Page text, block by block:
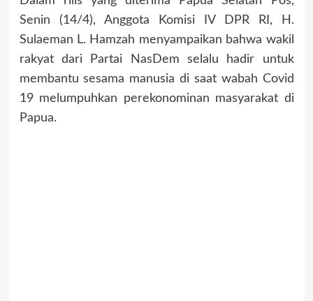
Senin (14/4), Anggota Komisi IV DPR RI, H.
Sulaeman L. Hamzah menyampaikan bahwa wakil
rakyat dari Partai NasDem selalu hadir untuk
membantu sesama manusia di saat wabah Covid
19 melumpuhkan perekonominan masyarakat di
Papua.